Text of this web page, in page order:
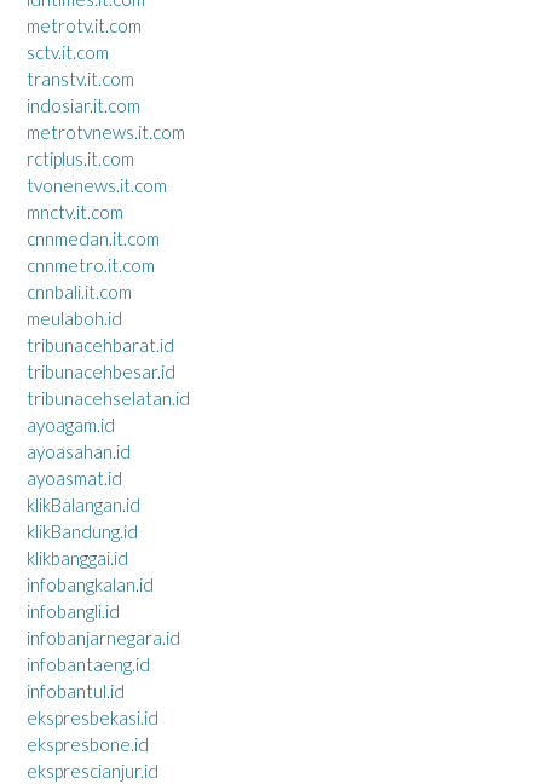
metrotv.it.com
sctv.it.com
transtv.it.com
indosiar.it.com
metrotvnews.it.com
rctiplus.it.com
tvonenews.it.com
mnctv.it.com
cnnmedan.it.com
cnnmetro.it.com
cnnbali.it.com
meulaboh.id
tribunacehbarat.id
tribunacehbesar.id
tribunacehselatan.id
ayoagam.id
ayoasahan.id
ayoasmat.id
klikBalangan.id
klikBandung.id
klikbanggai.id
infobangkalan.id
infobangli.id
infobanjarnegara.id
infobantaeng.id
infobantul.id
ekspresbekasi.id
ekspresbone.id
eksprescianjur.id